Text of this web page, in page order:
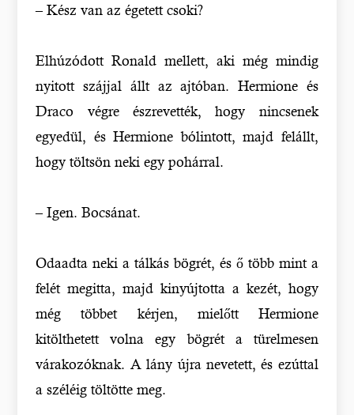
– Kész van az égetett csoki?
Elhúzódott Ronald mellett, aki még mindig
nyitott szájjal állt az ajtóban. Hermione és
Draco végre észrevették, hogy nincsenek
egyedül, és Hermione bólintott, majd felállt,
hogy töltsön neki egy pohárral.
– Igen. Bocsánat.
Odaadta neki a tálkás bögrét, és ő több mint a
felét megitta, majd kinyújtotta a kezét, hogy
még többet kérjen, mielőtt Hermione
kitölthetett volna egy bögrét a türelmesen
várakozóknak. A lány újra nevetett, és ezúttal
a széléig töltötte meg.